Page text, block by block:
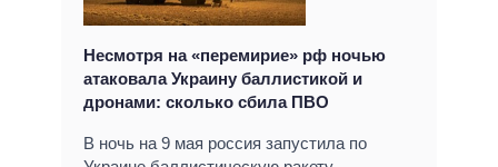
Несмотря на «перемирие» рф ночью
атаковала Украину баллистикой и
дронами: сколько сбила ПВО
В ночь на 9 мая россия запустила по